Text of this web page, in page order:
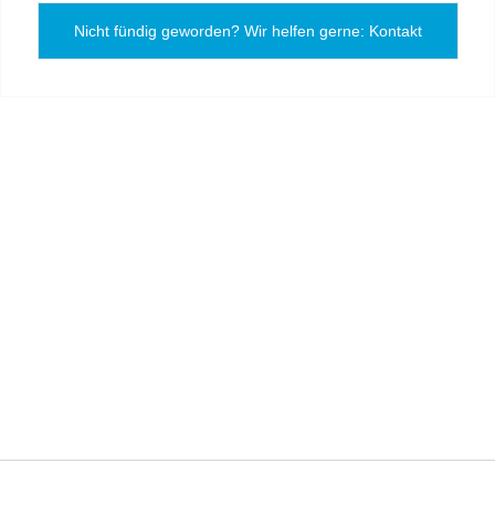
Nicht fündig geworden? Wir helfen gerne: Kontakt